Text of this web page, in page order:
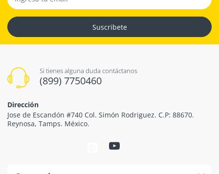
Suscribete
Si tienes alguna duda contáctanos
(899) 7750460
Dirección
Jose de Escandón #740 Col. Simón Rodriguez. C.P: 88670.
Reynosa, Tamps. México.